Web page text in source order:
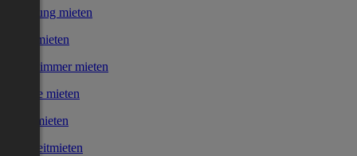
Wohnung mieten
Haus mieten
WG-Zimmer mieten
Garage mieten
Büro mieten
Kurzzeitmieten